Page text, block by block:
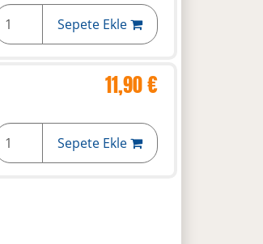
Sepete Ekle
11,90 €
Sepete Ekle